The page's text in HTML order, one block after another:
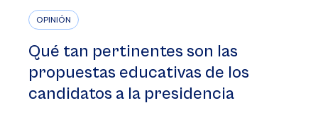
OPINIÓN
Qué tan pertinentes son las
propuestas educativas de los
candidatos a la presidencia